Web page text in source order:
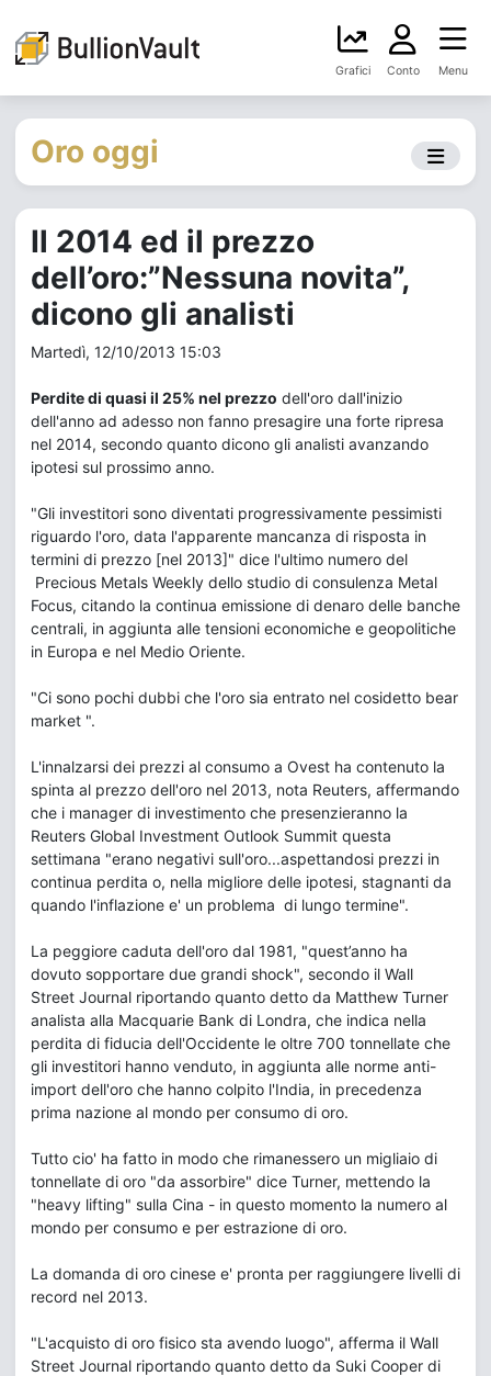
Grafici Conto Menu
Oro oggi
Il 2014 ed il prezzo
dell’oro:”Nessuna novita”,
dicono gli analisti
Martedì, 12/10/2013 15:03
Perdite di quasi il 25% nel prezzo dell'oro dall'inizio
dell'anno ad adesso non fanno presagire una forte ripresa
nel 2014, secondo quanto dicono gli analisti avanzando
ipotesi sul prossimo anno.
"Gli investitori sono diventati progressivamente pessimisti
riguardo l'oro, data l'apparente mancanza di risposta in
termini di prezzo [nel 2013]" dice l'ultimo numero del
Precious Metals Weekly dello studio di consulenza Metal
Focus, citando la continua emissione di denaro delle banche
centrali, in aggiunta alle tensioni economiche e geopolitiche
in Europa e nel Medio Oriente.
"Ci sono pochi dubbi che l'oro sia entrato nel cosidetto bear
market ".
L'innalzarsi dei prezzi al consumo a Ovest ha contenuto la
spinta al prezzo dell'oro nel 2013, nota Reuters, affermando
che i manager di investimento che presenzieranno la
Reuters Global Investment Outlook Summit questa
settimana "erano negativi sull'oro...aspettandosi prezzi in
continua perdita o, nella migliore delle ipotesi, stagnanti da
quando l'inflazione e' un problema di lungo termine".
La peggiore caduta dell'oro dal 1981, "quest’anno ha
dovuto sopportare due grandi shock", secondo il Wall
Street Journal riportando quanto detto da Matthew Turner
analista alla Macquarie Bank di Londra, che indica nella
perdita di fiducia dell'Occidente le oltre 700 tonnellate che
gli investitori hanno venduto, in aggiunta alle norme anti-
import dell'oro che hanno colpito l'India, in precedenza
prima nazione al mondo per consumo di oro.
Tutto cio' ha fatto in modo che rimanessero un migliaio di
tonnellate di oro "da assorbire" dice Turner, mettendo la
"heavy lifting" sulla Cina - in questo momento la numero al
mondo per consumo e per estrazione di oro.
La domanda di oro cinese e' pronta per raggiungere livelli di
record nel 2013.
"L'acquisto di oro fisico sta avendo luogo", afferma il Wall
Street Journal riportando quanto detto da Suki Cooper di